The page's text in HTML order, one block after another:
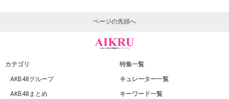
ページの先頭へ
カテゴリ
AKB48グループ
AKB48まとめ
特集一覧
キュレーター一覧
キーワード一覧